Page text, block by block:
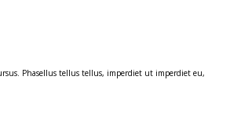
Phasellus tellus tellus, imperdiet ut imperdiet eu,